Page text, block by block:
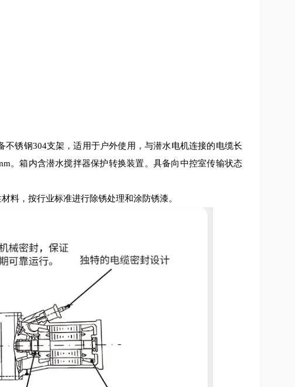
锈钢304支架，适用于户外使用，与潜水电机连接的电缆长
。箱内含潜水搅拌器保护转换装置。具备向中控室传输状态
料，按行业标准进行除锈处理和涂防锈漆。